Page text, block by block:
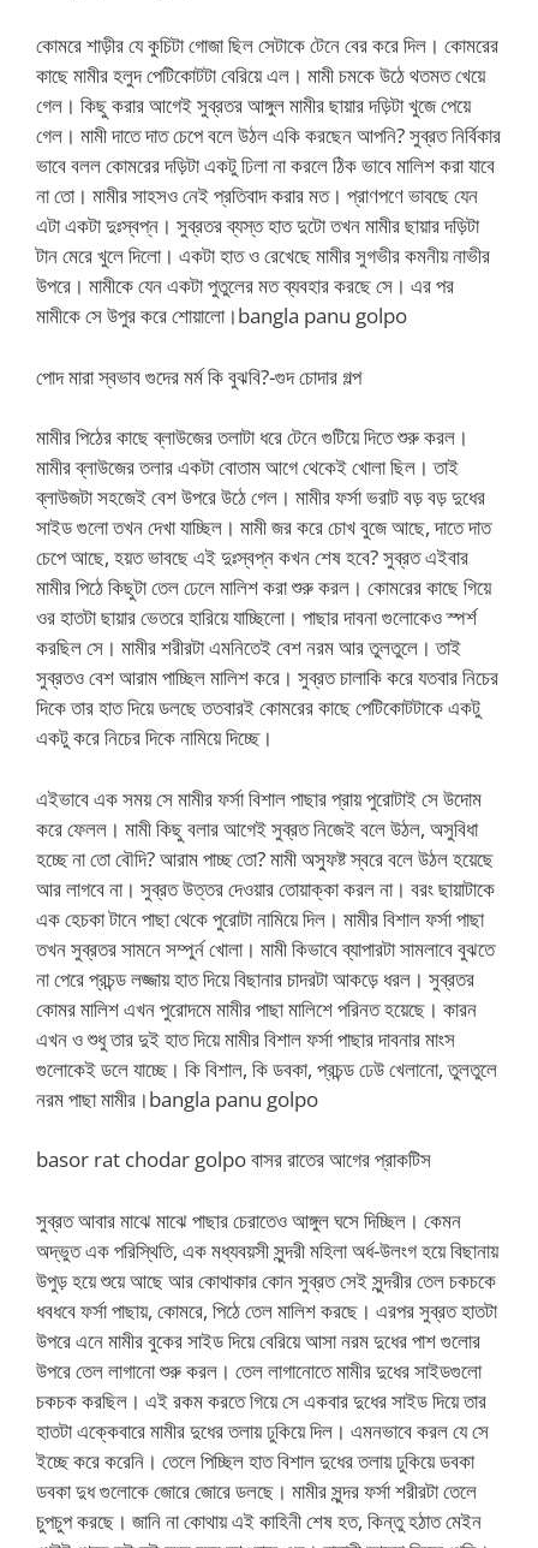
কোমরে শাড়ীর যে কুচিটা গোজা ছিল সেটাকে টেনে বের করে দিল। কোমরের
কাছে মামীর হলুদ পেটিকোটটা বেরিয়ে এল। মামী চমকে উঠে থতমত খেয়ে
গেল। কিছু করার আগেই সুব্রতর আঙ্গুল মামীর ছায়ার দড়িটা খুজে পেয়ে
গেল। মামী দাতে দাত চেপে বলে উঠল একি করছেন আপনি? সুব্রত নির্বিকার
ভাবে বলল কোমরের দড়িটা একটু ঢিলা না করলে ঠিক ভাবে মালিশ করা যাবে
না তো। মামীর সাহসও নেই প্রতিবাদ করার মত। প্রাণপণে ভাবছে যেন
এটা একটা দুঃস্বপ্ন। সুব্রতর ব্যস্ত হাত দুটো তখন মামীর ছায়ার দড়িটা
টান মেরে খুলে দিলো। একটা হাত ও রেখেছে মামীর সুগভীর কমনীয় নাভীর
উপরে। মামীকে যেন একটা পুতুলের মত ব্যবহার করছে সে। এর পর
মামীকে সে উপুর করে শোয়ালো।bangla panu golpo
পোদ মারা স্বভাব গুদের মর্ম কি বুঝবি?-গুদ চোদার গল্প
মামীর পিঠের কাছে ব্লাউজের তলাটা ধরে টেনে গুটিয়ে দিতে শুরু করল।
মামীর ব্লাউজের তলার একটা বোতাম আগে থেকেই খোলা ছিল। তাই
ব্লাউজটা সহজেই বেশ উপরে উঠে গেল। মামীর ফর্সা ভরাট বড় বড় দুধের
সাইড গুলো তখন দেখা যাচ্ছিল। মামী জর করে চোখ বুজে আছে, দাতে দাত
চেপে আছে, হয়ত ভাবছে এই দুঃস্বপ্ন কখন শেষ হবে? সুব্রত এইবার
মামীর পিঠে কিছুটা তেল ঢেলে মালিশ করা শুরু করল। কোমরের কাছে গিয়ে
ওর হাতটা ছায়ার ভেতরে হারিয়ে যাচ্ছিলো। পাছার দাবনা গুলোকেও স্পর্শ
করছিল সে। মামীর শরীরটা এমনিতেই বেশ নরম আর তুলতুলে। তাই
সুব্রতও বেশ আরাম পাচ্ছিল মালিশ করে। সুব্রত চালাকি করে যতবার নিচের
দিকে তার হাত দিয়ে ডলছে ততবারই কোমরের কাছে পেটিকোটটাকে একটু
একটু করে নিচের দিকে নামিয়ে দিচ্ছে।
এইভাবে এক সময় সে মামীর ফর্সা বিশাল পাছার প্রায় পুরোটাই সে উদোম
করে ফেলল। মামী কিছু বলার আগেই সুব্রত নিজেই বলে উঠল, অসুবিধা
হচ্ছে না তো বৌদি? আরাম পাচ্ছ তো? মামী অস্ফুষ্ট স্বরে বলে উঠল হয়েছে
আর লাগবে না। সুব্রত উত্তর দেওয়ার তোয়াক্কা করল না। বরং ছায়াটাকে
এক হেচকা টানে পাছা থেকে পুরোটা নামিয়ে দিল। মামীর বিশাল ফর্সা পাছা
তখন সুব্রতর সামনে সম্পুর্ন খোলা। মামী কিভাবে ব্যাপারটা সামলাবে বুঝতে
না পেরে প্রচন্ড লজ্জায় হাত দিয়ে বিছানার চাদরটা আকড়ে ধরল। সুব্রতর
কোমর মালিশ এখন পুরোদমে মামীর পাছা মালিশে পরিনত হয়েছে। কারন
এখন ও শুধু তার দুই হাত দিয়ে মামীর বিশাল ফর্সা পাছার দাবনার মাংস
গুলোকেই ডলে যাচ্ছে। কি বিশাল, কি ডবকা, প্রচন্ড ঢেউ খেলানো, তুলতুলে
নরম পাছা মামীর।bangla panu golpo
basor rat chodar golpo বাসর রাতের আগের প্রাকটিস
সুব্রত আবার মাঝে মাঝে পাছার চেরাতেও আঙ্গুল ঘসে দিচ্ছিল। কেমন
অদ্ভুত এক পরিস্থিতি, এক মধ্যবয়সী সুন্দরী মহিলা অর্ধ-উলংগ হয়ে বিছানায়
উপুড় হয়ে শুয়ে আছে আর কোথাকার কোন সুব্রত সেই সুন্দরীর তেল চকচকে
ধবধবে ফর্সা পাছায়, কোমরে, পিঠে তেল মালিশ করছে। এরপর সুব্রত হাতটা
উপরে এনে মামীর বুকের সাইড দিয়ে বেরিয়ে আসা নরম দুধের পাশ গুলোর
উপরে তেল লাগানো শুরু করল। তেল লাগানোতে মামীর দুধের সাইডগুলো
চকচক করছিল। এই রকম করতে গিয়ে সে একবার দুধের সাইড দিয়ে তার
হাতটা এক্কেবারে মামীর দুধের তলায় ঢুকিয়ে দিল। এমনভাবে করল যে সে
ইচ্ছে করে করেনি। তেলে পিচ্ছিল হাত বিশাল দুধের তলায় ঢুকিয়ে ডবকা
ডবকা দুধ গুলোকে জোরে জোরে ডলছে। মামীর সুন্দর ফর্সা শরীরটা তেলে
চুপচুপ করছে। জানি না কোথায় এই কাহিনী শেষ হত, কিন্তু হঠাত মেইন